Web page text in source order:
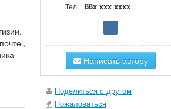
Тел. 88x xxx xxxx
Написать автору
Поделиться с другом
Пожаловаться